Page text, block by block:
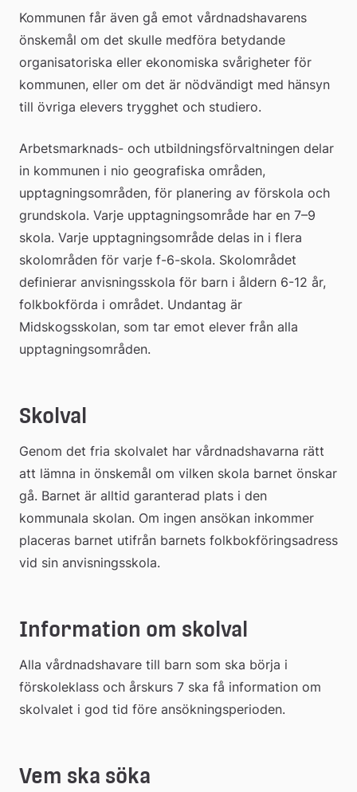
Kommunen får även gå emot vårdnadshavarens
önskemål om det skulle medföra betydande
organisatoriska eller ekonomiska svårigheter för
kommunen, eller om det är nödvändigt med hänsyn
till övriga elevers trygghet och studiero.
Arbetsmarknads- och utbildningsförvaltningen delar
in kommunen i nio geografiska områden,
upptagningsområden, för planering av förskola och
grundskola. Varje upptagningsområde har en 7–9
skola. Varje upptagningsområde delas in i flera
skolområden för varje f-6-skola. Skolområdet
definierar anvisningsskola för barn i åldern 6-12 år,
folkbokförda i området. Undantag är
Midskogsskolan, som tar emot elever från alla
upptagningsområden.
Skolval
Genom det fria skolvalet har vårdnadshavarna rätt
att lämna in önskemål om vilken skola barnet önskar
gå. Barnet är alltid garanterad plats i den
kommunala skolan. Om ingen ansökan inkommer
placeras barnet utifrån barnets folkbokföringsadress
vid sin anvisningsskola.
Information om skolval
Alla vårdnadshavare till barn som ska börja i
förskoleklass och årskurs 7 ska få information om
skolvalet i god tid före ansökningsperioden.
Vem ska söka